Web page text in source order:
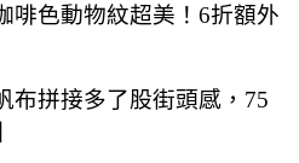
啡色動物紋超美！6折額外
布拼接多了股街頭感，75